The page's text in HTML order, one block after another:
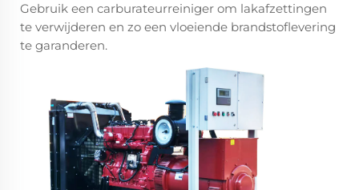
Gebruik een carburateurreiniger om lakafzettingen
te verwijderen en zo een vloeiende brandstoflevering
te garanderen.